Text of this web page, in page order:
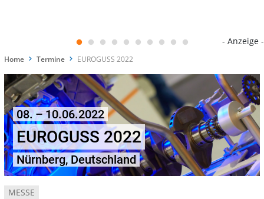
- Anzeige -
Home Termine EUROGUSS 2022
08. – 10.06.2022
EUROGUSS 2022
Nürnberg, Deutschland
MESSE